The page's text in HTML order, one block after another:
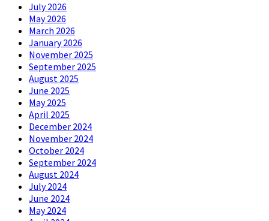
July 2026
May 2026
March 2026
January 2026
November 2025
September 2025
August 2025
June 2025
May 2025
April 2025
December 2024
November 2024
October 2024
September 2024
August 2024
July 2024
June 2024
May 2024